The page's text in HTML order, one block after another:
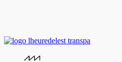
content